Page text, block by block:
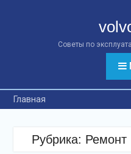
Советы по
Главная
Рубрика: Ремонт